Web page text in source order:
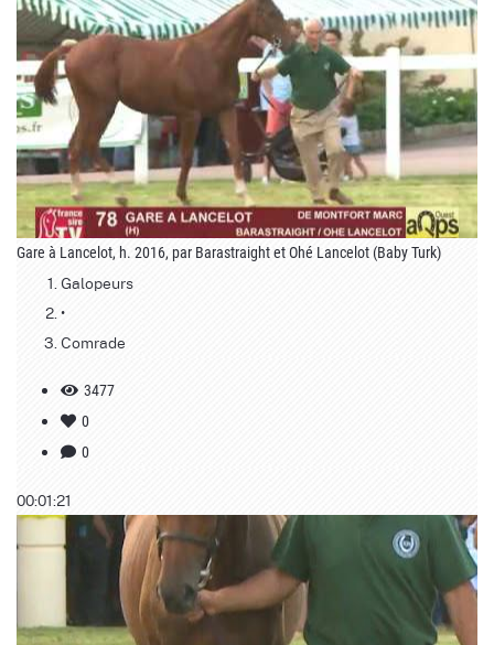
Gare à Lancelot, h. 2016, par Barastraight et Ohé Lancelot (Baby Turk)
Galopeurs
•
Comrade
3477
0
0
00:01:21